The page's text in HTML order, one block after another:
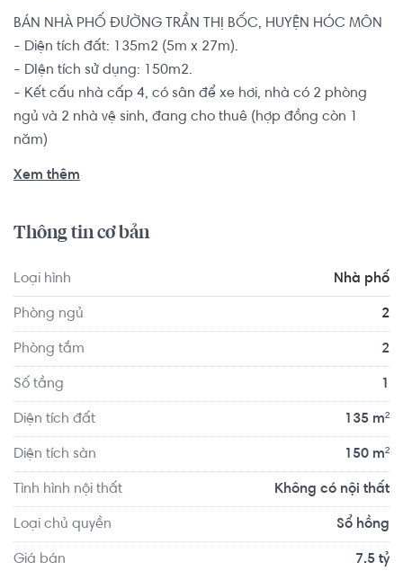
BÁN NHÀ PHỐ ĐƯỜNG TRẦN THỊ BỐC, HUYỆN HÓC MÔN
- Diện tích đất: 135m2 (5m x 27m).
- DIện tích sử dụng: 150m2.
- Kết cấu nhà cấp 4, có sân để xe hơi, nhà có 2 phòng
ngủ và 2 nhà vệ sinh, đang cho thuê (hợp đồng còn 1
năm)
có nội thất.
Vị trí nhà nằm tại Xã Thới Tam Thôn, Huyện Hóc Môn, đầy
đủ tiện ích: Siêu thị, ngân hàng, Trường học, y tế trong bán
Nguyễn Hữu Cầu, Trưng Mỹ Tây.
Xem thêm
Thông tin cơ bản
Loại hình Nhà phố
Phòng ngủ 2
Phòng tắm 2
Số tầng 1
Diện tích đất 135 m²
Diện tích sàn 150 m²
Tình hình nội thất Không có nội thất
Loại chủ quyền Sổ hồng
Giá bán 7.5 tỷ